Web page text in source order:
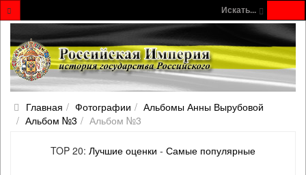
Искать...
Главная Фотографии
Альбомы Анны Вырубовой
Альбом №3
Альбом №3
TOP 20: Лучшие оценки - Самые популярные